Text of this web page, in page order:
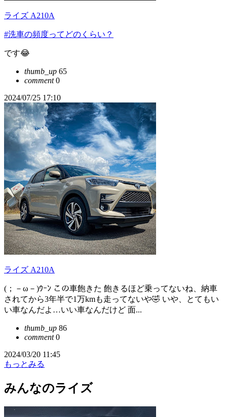
ライズ A210A
#洗車の頻度ってどのくらい？
です😂
thumb_up 65
comment0
2024/07/25 17:10
ライズ A210A
(；－ω－)ｳｰﾝ この車飽きた 飽きるほど乗ってないね、納車
されてから3年半で1万kmも走ってないや🤣 いや、とてもい
い車なんだよ…いい車なんだけど 面...
thumb_up 86
comment0
2024/03/20 11:45
もっとみる
みんなのライズ